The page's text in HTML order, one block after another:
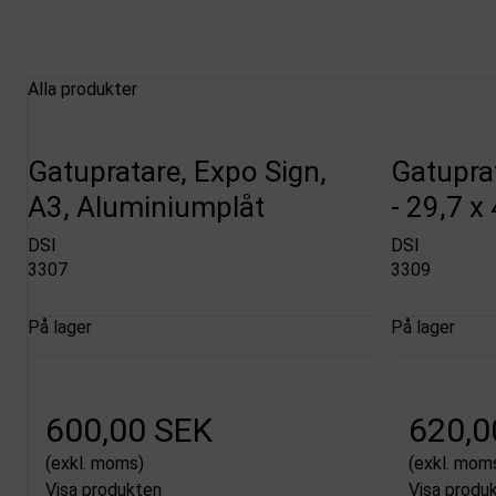
Alla produkter
Gatupratare, Expo Sign,
A3, Aluminiumplåt
DSI
3307
På lager
600,00 SEK
(exkl. moms)
Visa produkten
- 29,7 x
DSI
3309
På lager
(exkl.
Visa